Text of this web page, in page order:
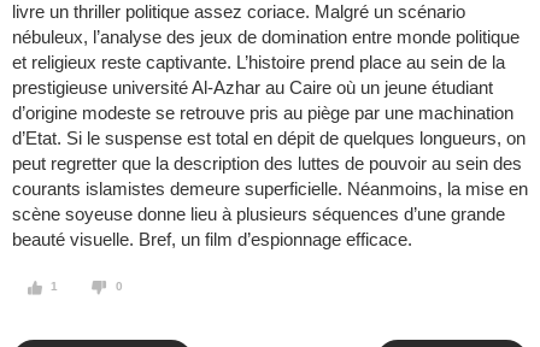
livre un thriller politique assez coriace. Malgré un scénario
nébuleux, l’analyse des jeux de domination entre monde politique
et religieux reste captivante. L’histoire prend place au sein de la
prestigieuse université Al-Azhar au Caire où un jeune étudiant
d’origine modeste se retrouve pris au piège par une machination
d’Etat. Si le suspense est total en dépit de quelques longueurs, on
peut regretter que la description des luttes de pouvoir au sein des
courants islamistes demeure superficielle. Néanmoins, la mise en
scène soyeuse donne lieu à plusieurs séquences d’une grande
beauté visuelle. Bref, un film d’espionnage efficace.
1 0